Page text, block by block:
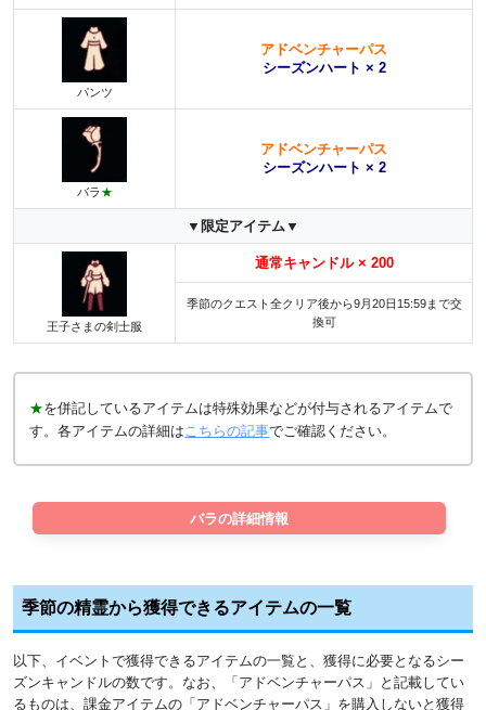
パンツ
アドベンチャーパス
シーズンハート × 2
バラ ★
アドベンチャーパス
シーズンハート × 2
▼限定アイテム▼
王子さまの剣士服
通常キャンドル × 200
季節のクエスト全クリア後から9月20日15:59まで交
換可
★を併記しているアイテムは特殊効果などが付与されるアイテムで
す。各アイテムの詳細は こちらの記事でご確認ください。
バラの詳細情報
季節の精霊から獲得できるアイテムの一覧
以下、イベントで獲得できるアイテムの一覧と、獲得に必要となるシー
ズンキャンドルの数です。なお、「アドベンチャーパス」と記載してい
るものは、課金アイテムの「アドベンチャーパス」を購入しないと獲得